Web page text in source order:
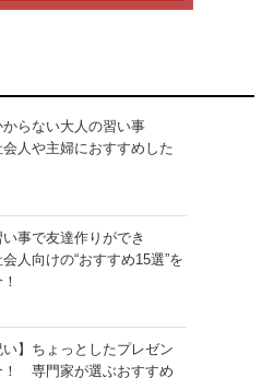
からない大人の習い事
人や主婦におすすめした
事で友達作りができ
人向けの“おすすめ15選”を
い】ちょっとしたプレゼン
！ 専門家が選ぶおすすめ